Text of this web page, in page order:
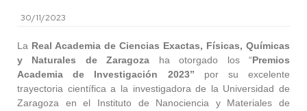
30/11/2023
La Real Academia de Ciencias Exactas, Físicas, Químicas
y Naturales de Zaragoza ha otorgado los “Premios
Academia de Investigación 2023” por su excelente
trayectoria científica a la investigadora de la Universidad de
Zaragoza en el Instituto de Nanociencia y Materiales de